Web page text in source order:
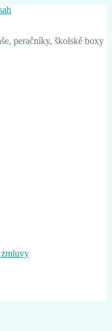
peračníky, školské boxy
zmluvy